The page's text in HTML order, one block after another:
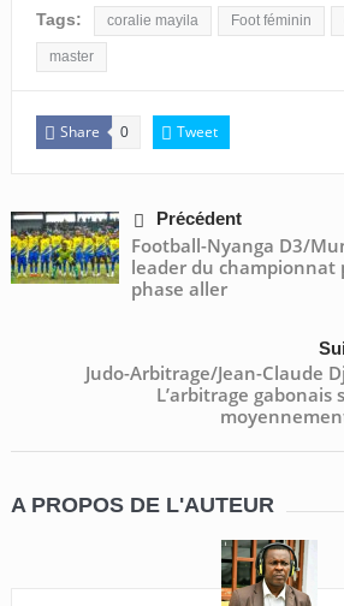
Tags: coralie mayila Foot féminin
master
Share 0 Tweet
Précédent
Football-Nyanga D3/
leader du championnat
phase aller
Judo-Arbitrage/Jean-Claude
L’arbitrage gabonais
A PROPOS DE L'AUTEUR